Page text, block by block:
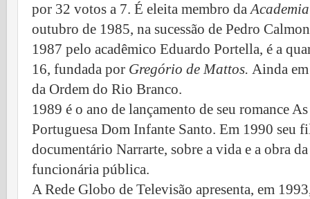
por 32 votos a 7. É eleita membro da
outubro de 1985, na sucessão de Pedro
1987 pelo acadêmico Eduardo Portella, é a
16, fundada por Gregório de Mattos. Ainda
da Ordem do Rio Branco.
1989 é o ano de lançamento de seu romance
Portuguesa Dom Infante Santo. Em 1990 seu
documentário Narrarte, sobre a vida e a obra
funcionária pública.
A Rede Globo de Televisão apresenta, em